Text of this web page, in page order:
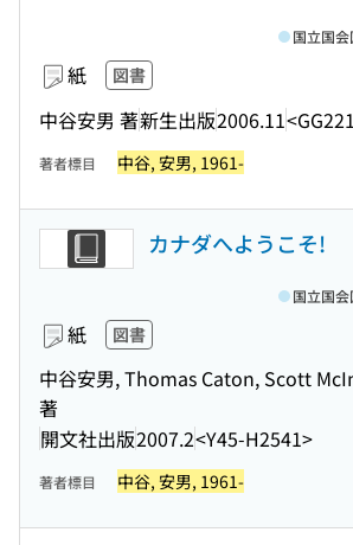
紙 図書
中谷安男 著新生出版2006.11
国立国
著者標目 中谷, 安男, 1961-
カナダへようこそ!
紙 図書
中谷安男, Thomas Caton, Scott
著
開文社出版2007.2<Y45-H2541>
国立国
著者標目 中谷, 安男, 1961-